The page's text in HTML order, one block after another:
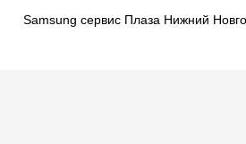
Samsung сервис Плаза Нижний